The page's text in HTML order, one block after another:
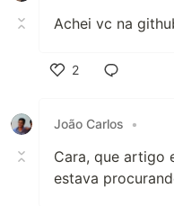
Achei vc na
2
João Carlos
•
Cara, que artigo
estava